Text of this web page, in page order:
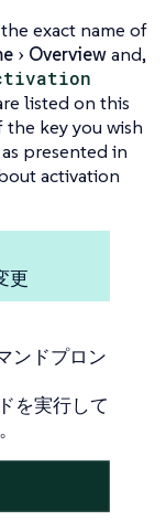
exact name of
Overviewand,
listed on this
the key you wish
presented in
activation
更
ンドプロン
を実行して